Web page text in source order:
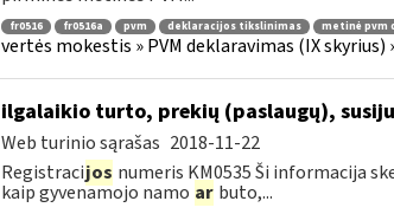
fr0516 fr0516a pvm deklaracijos tikslinimas metinė pvm
vertės mokestis » PVM deklaravimas (IX skyrius)
ilgalaikio turto, prekių (paslaugų),
Web turinio sąrašas 2018-11-22
Registracijos numeris KM0535 Ši informacija
kaip gyvenamojo namo ar buto,...